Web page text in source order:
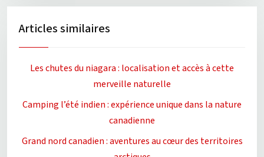
Articles similaires
Les chutes du niagara : localisation et accès à cette
merveille naturelle
Camping l’été indien : expérience unique dans la nature
canadienne
Grand nord canadien : aventures au cœur des territoires